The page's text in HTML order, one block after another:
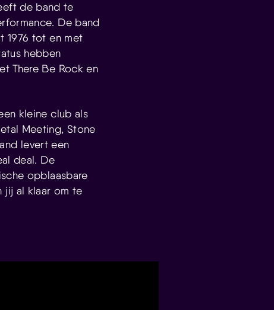
de band te
De band
1976 tot en met
hebben
There Be Rock en
kleine club als
Meeting, Stone
levert een
deal. De
opblaasbare
jij al klaar om te